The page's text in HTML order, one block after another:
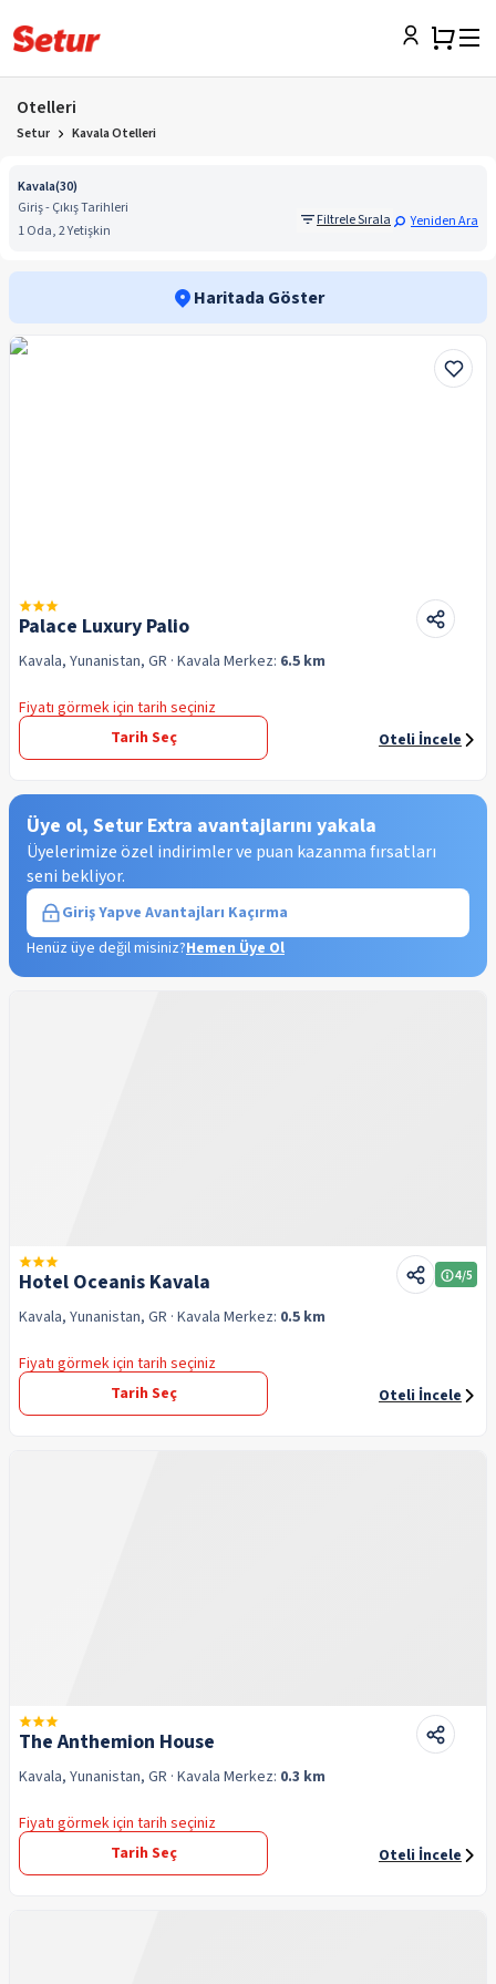
Otelleri
Setur Kavala Otelleri
Kavala(30)
Giriş - Çıkış Tarihleri
1 Oda, 2 Yetişkin
Filtrele Sırala Yeniden Ara
Haritada Göster
Palace Luxury Palio
Kavala, Yunanistan, GR · Kavala Merkez: 6.5 km
Fiyatı görmek için tarih seçiniz
Tarih Seç
Oteli İncele
Üye ol, Setur Extra avantajlarını yakala
Üyelerimize özel indirimler ve puan kazanma fırsatları
seni bekliyor.
Giriş Yapve Avantajları Kaçırma
Henüz üye değil misiniz?Hemen Üye Ol
Hotel Oceanis Kavala 4/5
Kavala, Yunanistan, GR · Kavala Merkez: 0.5 km
Fiyatı görmek için tarih seçiniz
Tarih Seç
Oteli İncele
The Anthemion House
Kavala, Yunanistan, GR · Kavala Merkez: 0.3 km
Fiyatı görmek için tarih seçiniz
Tarih Seç
Oteli İncele